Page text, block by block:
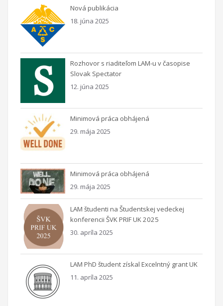
Nová publikácia
18. júna 2025
Rozhovor s riaditeľom LAM-u v časopise
Slovak Spectator
12. júna 2025
Minimová práca obhájená
29. mája 2025
Minimová práca obhájená
29. mája 2025
LAM študenti na Študentskej vedeckej
konferencii ŠVK PRIF UK 2025
30. apríla 2025
LAM PhD študent získal Excelntný grant UK
11. apríla 2025